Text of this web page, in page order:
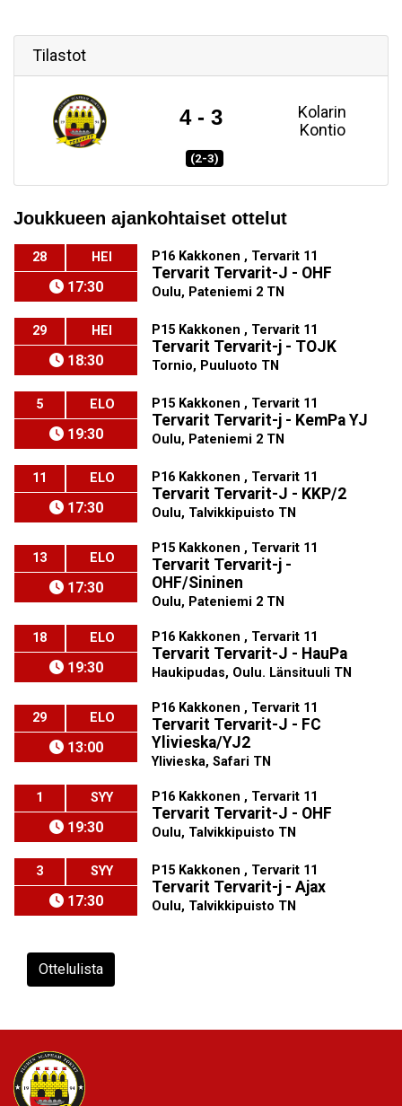
Tilastot
4 - 3
Kolarin
Kontio
(2-3)
Joukkueen ajankohtaiset ottelut
28 HEI
17:30
P16 Kakkonen , Tervarit 11
Tervarit Tervarit-J - OHF
Oulu, Pateniemi 2 TN
29 HEI
18:30
P15 Kakkonen , Tervarit 11
Tervarit Tervarit-j - TOJK
Tornio, Puuluoto TN
5 ELO
19:30
P15 Kakkonen , Tervarit 11
Tervarit Tervarit-j - KemPa YJ
Oulu, Pateniemi 2 TN
11 ELO
17:30
P16 Kakkonen , Tervarit 11
Tervarit Tervarit-J - KKP/2
Oulu, Talvikkipuisto TN
13 ELO
17:30
P15 Kakkonen , Tervarit 11
Tervarit Tervarit-j -
OHF/Sininen
Oulu, Pateniemi 2 TN
18 ELO
19:30
P16 Kakkonen , Tervarit 11
Tervarit Tervarit-J - HauPa
Haukipudas, Oulu. Länsituuli TN
29 ELO
13:00
P16 Kakkonen , Tervarit 11
Tervarit Tervarit-J - FC
Ylivieska/YJ2
Ylivieska, Safari TN
1 SYY
19:30
P16 Kakkonen , Tervarit 11
Tervarit Tervarit-J - OHF
Oulu, Talvikkipuisto TN
3 SYY
17:30
P15 Kakkonen , Tervarit 11
Tervarit Tervarit-j - Ajax
Oulu, Talvikkipuisto TN
Ottelulista